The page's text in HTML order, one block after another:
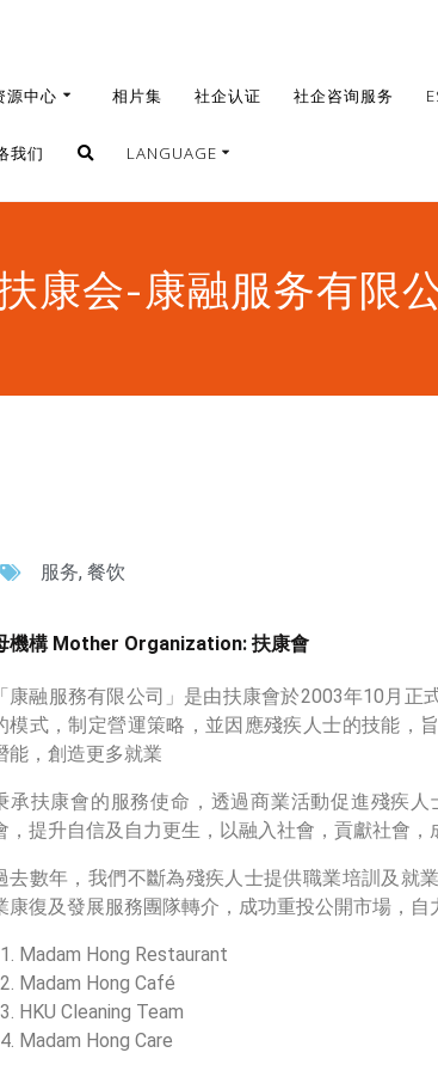
源中心 相片集 社企认证 社企咨询服务
我们 LANGUAGE
繁體
English
康会-康融服务有限
服务, 餐饮
機構 Mother Organization: 扶康會
「康融服務有限公司」是由扶康會於2003年10月
模式，制定營運策略，並因應殘疾人士的技能，
能，創造更多就業
承扶康會的服務使命，透過商業活動促進殘疾
，提升自信及自力更生，以融入社會，貢獻社會，
去數年，我們不斷為殘疾人士提供職業培訓及就
康復及發展服務團隊轉介，成功重投公開市場，自
Madam Hong Restaurant
Madam Hong Café
HKU Cleaning Team
Madam Hong Care